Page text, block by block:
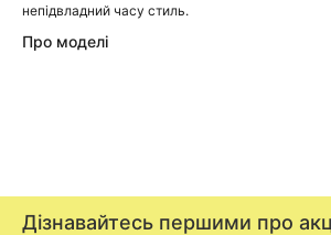
непідвладний часу стиль.
Про моделі
Дізнавайтесь першими про